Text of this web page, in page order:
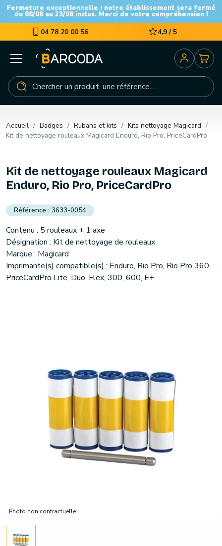
Fermeture exceptionnelle : notre établissement sera fermé
du 08/08 au 23/08 inclus. Merci de votre compréhension !
04 78 20 00 56 4,9 / 5
Accueil Badges Rubans et kits
Kits nettoyage Magicard
Kit de nettoyage rouleaux Magicard Enduro, Rio Pro, PriceCardPro
Photo non contractuelle
Kit de nettoyage rouleaux Magicard
Enduro, Rio Pro, PriceCardPro
3633-0054
Contenu : 5 rouleaux + 1 axe
Désignation : Kit de nettoyage de rouleaux
Marque : Magicard
Imprimante(s) compatible(s) : Enduro, Rio Pro, Rio Pro 360,
PriceCardPro Lite, Duo, Flex, 300, 600, E+